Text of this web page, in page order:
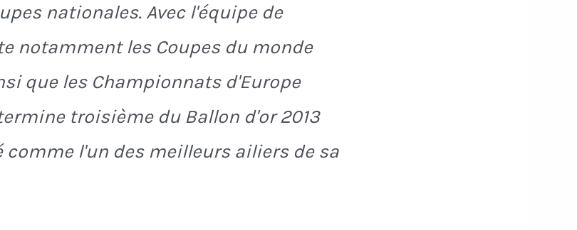
nationales. Avec l'équipe de
notamment les Coupes du monde
que les Championnats d'Europe
troisième du Ballon d'or 2013
comme l'un des meilleurs ailiers de sa